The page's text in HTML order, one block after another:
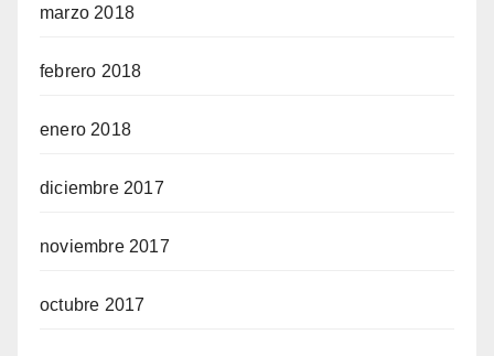
marzo 2018
febrero 2018
enero 2018
diciembre 2017
noviembre 2017
octubre 2017